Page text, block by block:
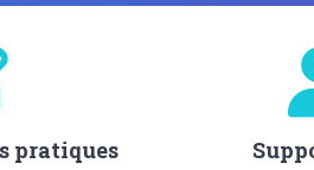
pratiques